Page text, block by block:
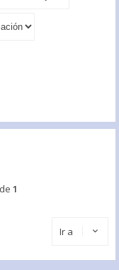
de 1
Ir a